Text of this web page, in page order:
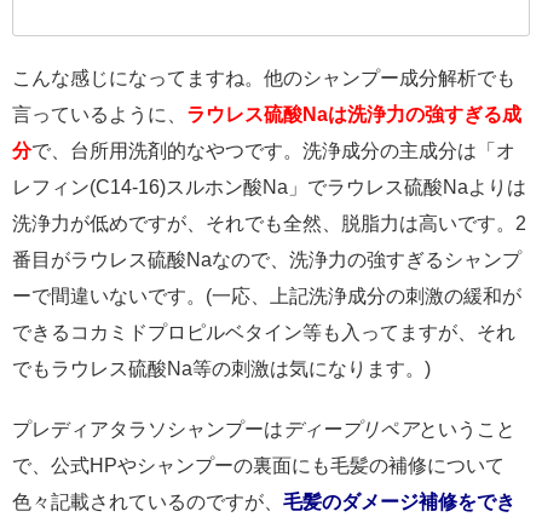
こんな感じになってますね。他のシャンプー成分解析でも
言っているように、 ラウレス硫酸Naは洗浄力の強すぎる成
分で、台所用洗剤的なやつです。洗浄成分の主成分は「オ
レフィン(C14-16)スルホン酸Na」でラウレス硫酸Naよりは
洗浄力が低めですが、それでも全然、脱脂力は高いです。2
番目がラウレス硫酸Naなので、洗浄力の強すぎるシャンプ
ーで間違いないです。(一応、上記洗浄成分の刺激の緩和が
できるコカミドプロピルベタイン等も入ってますが、それ
でもラウレス硫酸Na等の刺激は気になります。)
プレディアタラソシャンプーはディープリペアということ
で、公式HPやシャンプーの裏面にも毛髪の補修について
色々記載されているのですが、 毛髪のダメージ補修をでき